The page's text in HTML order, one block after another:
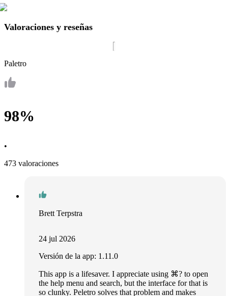
Valoraciones y reseñas
Paletro
98%
•
473 valoraciones
Brett Terpstra
24 jul 2026
Versión de la app: 1.11.0
This app is a lifesaver. I appreciate using ⌘? to open
the help menu and search, but the interface for that is
so clunky. Peletro solves that problem and makes